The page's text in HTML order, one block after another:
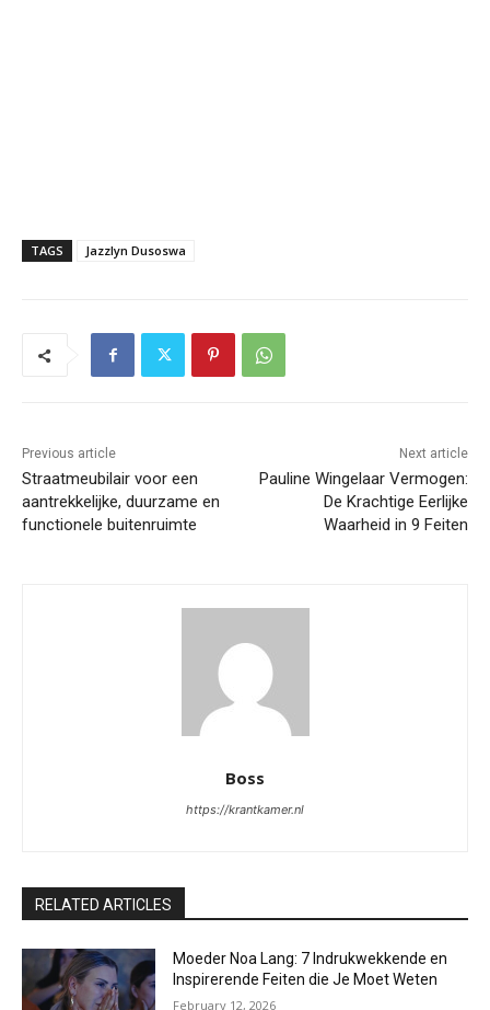
TAGS Jazzlyn Dusoswa
Previous article
Straatmeubilair voor een
aantrekkelijke, duurzame en
functionele buitenruimte
Next article
Pauline Wingelaar Vermogen:
De Krachtige Eerlijke
Waarheid in 9 Feiten
Boss
https://krantkamer.nl
RELATED ARTICLES
Moeder Noa Lang: 7 Indrukwekkende en
Inspirerende Feiten die Je Moet Weten
February 12, 2026